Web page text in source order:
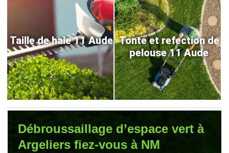
Taille de haie 11 Aude Tonte et refection de
pelouse 11 Aude
Débroussaillage d’espace vert à
Argeliers fiez-vous à NM